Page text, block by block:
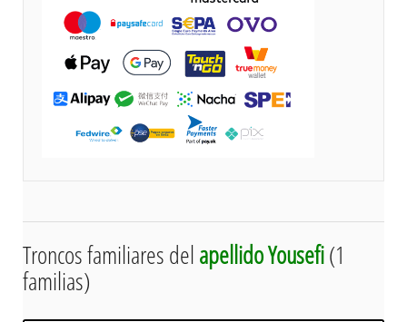
Troncos familiares delapellido Yousefi(1
familias)